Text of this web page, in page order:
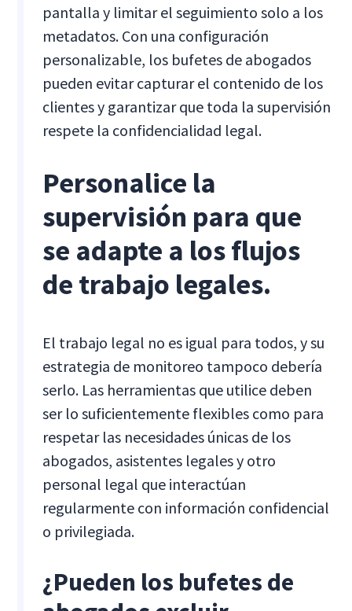
pantalla y limitar el seguimiento solo a los
metadatos. Con una configuración
personalizable, los bufetes de abogados
pueden evitar capturar el contenido de los
clientes y garantizar que toda la supervisión
respete la confidencialidad legal.
Personalice la
supervisión para que
se adapte a los flujos
de trabajo legales.
El trabajo legal no es igual para todos, y su
estrategia de monitoreo tampoco debería
serlo. Las herramientas que utilice deben
ser lo suficientemente flexibles como para
respetar las necesidades únicas de los
abogados, asistentes legales y otro
personal legal que interactúan
regularmente con información confidencial
o privilegiada.
¿Pueden los bufetes de